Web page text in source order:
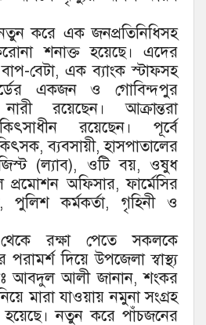
করে এক জনপ্রতিনিধিসহ
শনাক্ত হয়েছে। এদের
বেটা, এক ব্যাংক স্টাফসহ
একজন ও গোবিন্দপুর
রয়েছেন। আক্রান্তরা
রয়েছেন। পূর্বে
ব্যবসায়ী, হাসপাতালের
(ল্যাব), ওটি বয়, ওষুধ
প্রমোশন অফিসার, ফার্মেসির
পুলিশ কর্মকর্তা, গৃহিনী ও
রক্ষা পেতে সকলকে
পরামর্শ দিয়ে উপজেলা স্বাস্থ্য
আবদুল আলী জানান, শংকর
মারা যাওয়ায় নমুনা সংগ্রহ
হয়েছে। নতুন করে পাঁচজনের